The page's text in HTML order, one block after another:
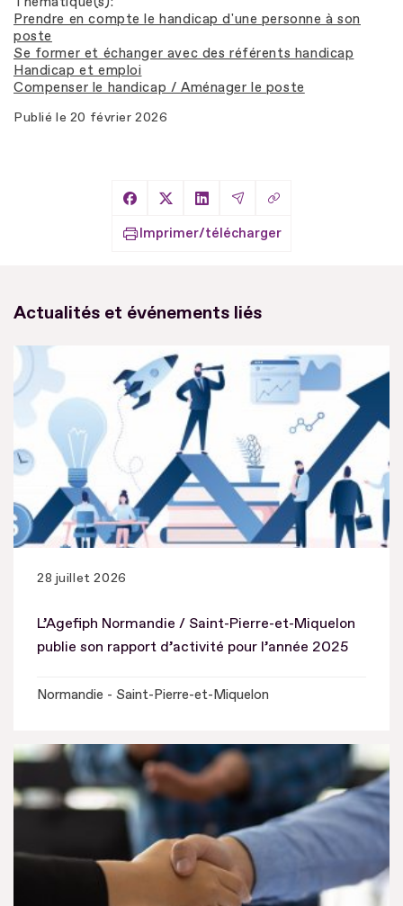
Prendre en compte le handicap d'une personne à son
poste
Se former et échanger avec des référents handicap
Handicap et emploi
Compenser le handicap / Aménager le poste
Publié le 20 février 2026
Partager sur Facebook
Partager sur X
Partager sur LinkedIn
Partager par Email
Copier le lien
Imprimer/télécharger
Actualités et événements liés
28 juillet 2026
L’Agefiph Normandie / Saint-Pierre-et-Miquelon
publie son rapport d’activité pour l’année 2025
Normandie - Saint-Pierre-et-Miquelon